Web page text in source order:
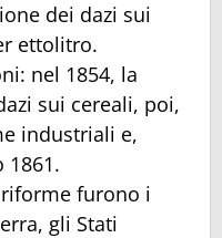
dei dazi sui
ettolitro.
nel 1854, la
sui cereali, poi,
industriali e,
1861.
furono i
gli Stati